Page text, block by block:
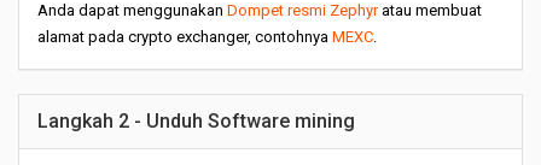
Anda dapat menggunakan Dompet resmi Zephyratau membuat
alamat pada crypto exchanger, contohnya MEXC.
Langkah 2 - Unduh Software mining